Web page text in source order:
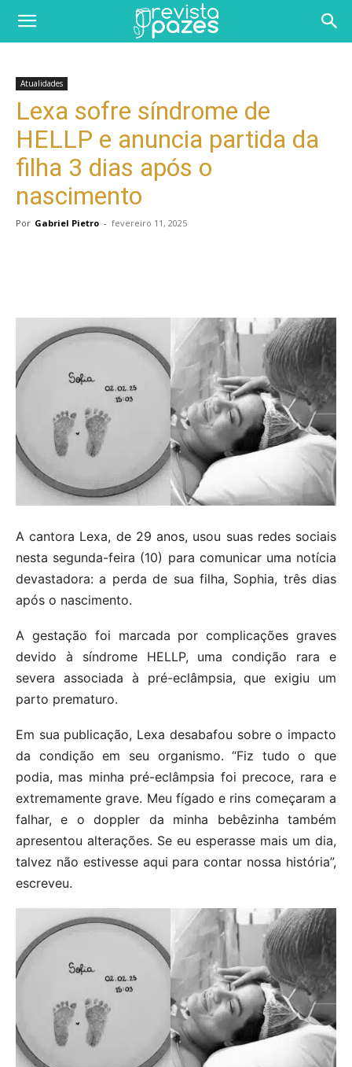
Atualidades
Lexa sofre síndrome de
HELLP e anuncia partida da
filha 3 dias após o
nascimento
Por Gabriel Pietro - fevereiro 11, 2025
A cantora Lexa, de 29 anos, usou suas redes sociais
nesta segunda-feira (10) para comunicar uma notícia
devastadora: a perda de sua filha, Sophia, três dias
após o nascimento.
A gestação foi marcada por complicações graves
devido à síndrome HELLP, uma condição rara e
severa associada à pré-eclâmpsia, que exigiu um
parto prematuro.
Em sua publicação, Lexa desabafou sobre o impacto
da condição em seu organismo. “Fiz tudo o que
podia, mas minha pré-eclâmpsia foi precoce, rara e
extremamente grave. Meu fígado e rins começaram a
falhar, e o doppler da minha bebêzinha também
apresentou alterações. Se eu esperasse mais um dia,
talvez não estivesse aqui para contar nossa história”,
escreveu.